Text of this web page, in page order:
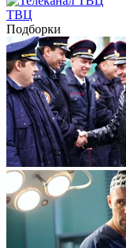
ТВЦ
Подборки